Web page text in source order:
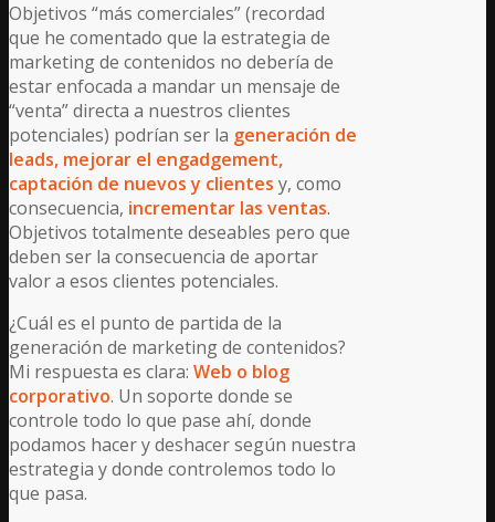
Objetivos “más comerciales” (recordad
que he comentado que la estrategia de
marketing de contenidos no debería de
estar enfocada a mandar un mensaje de
“venta” directa a nuestros clientes
potenciales) podrían ser la generación de
leads, mejorar el engadgement,
captación de nuevos y clientes y, como
consecuencia, incrementar las ventas.
Objetivos totalmente deseables pero que
deben ser la consecuencia de aportar
valor a esos clientes potenciales.
¿Cuál es el punto de partida de la
generación de marketing de contenidos?
Mi respuesta es clara: Web o blog
corporativo. Un soporte donde se
controle todo lo que pase ahí, donde
podamos hacer y deshacer según nuestra
estrategia y donde controlemos todo lo
que pasa.